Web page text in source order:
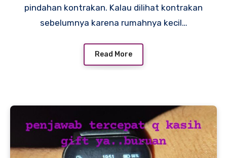
pindahan kontrakan. Kalau dilihat kontrakan
sebelumnya karena rumahnya kecil…
Read More